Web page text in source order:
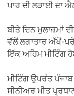
ਪਾਰ ਦੀ ਲੜਾਈ ਦਾ
ਬੀਤੇ ਦਿਨ ਮੁਲਾਜ਼ਮਾਂ
ਵੱਲੋਂ ਲਗਾਤਾਰ ਅੱਖੋਂ-
ਇੱਕ ਅਹਿਮ ਮੀਟਿੰਗ
ਮੀਟਿੰਗ ਉਪਰੰਤ
ਸੀਨੀਅਰ ਮੀਤ